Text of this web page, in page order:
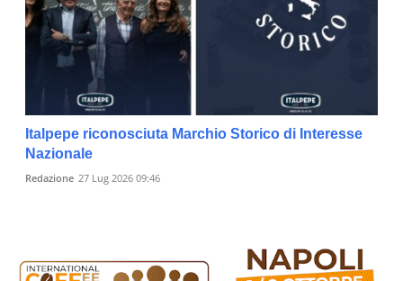
Italpepe riconosciuta Marchio Storico di Interesse
Nazionale
Redazione 27 Lug 2026 09:46